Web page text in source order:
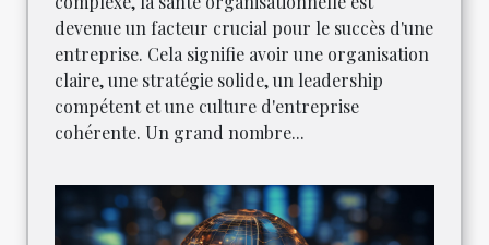
devenue un facteur crucial pour le succès d'une
entreprise. Cela signifie avoir une organisation
claire, une stratégie solide, un leadership
compétent et une culture d'entreprise
cohérente. Un grand nombre...